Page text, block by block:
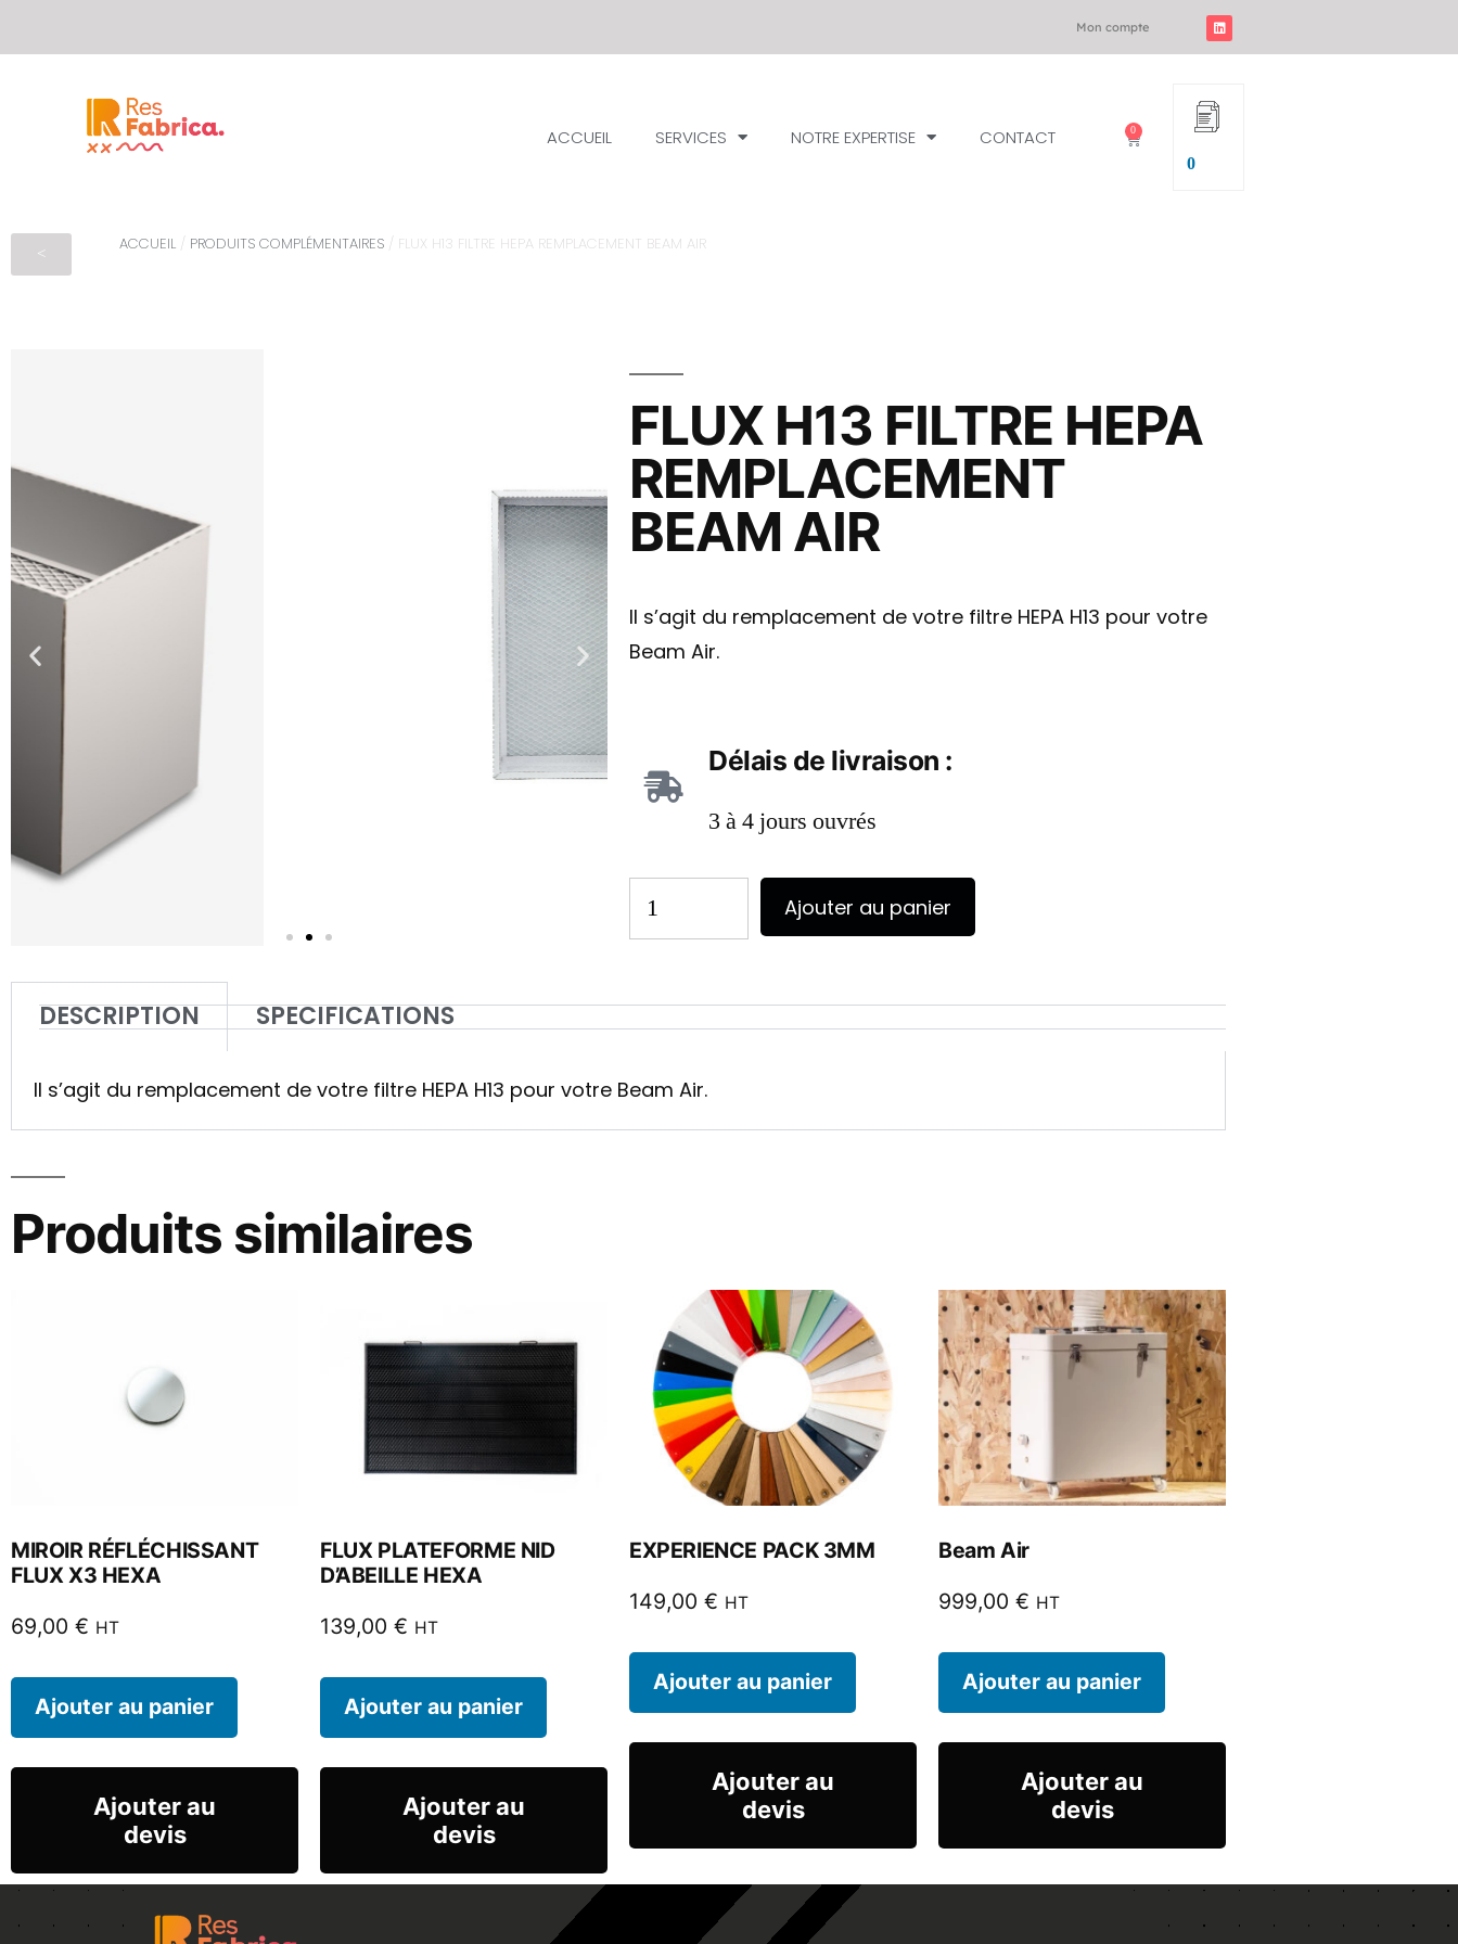
Mon compte
ACCUEIL SERVICES NOTRE EXPERTISE CONTACT 0
0
<
ACCUEIL / PRODUITS COMPLÉMENTAIRES / FLUX H13 FILTRE HEPA REMPLACEMENT BEAM AIR
FLUX H13 FILTRE HEPA
REMPLACEMENT
BEAM AIR
Il s’agit du remplacement de votre filtre HEPA H13 pour votre
Beam Air.
Délais de livraison :
3 à 4 jours ouvrés
Ajouter au panier
DESCRIPTION SPECIFICATIONS
Il s’agit du remplacement de votre filtre HEPA H13 pour votre Beam Air.
Produits similaires
MIROIR RÉFLÉCHISSANT
FLUX X3 HEXA
69,00 € HT
Ajouter au panier
Ajouter au
devis
FLUX PLATEFORME NID
D’ABEILLE HEXA
139,00 € HT
Ajouter au panier
Ajouter au
devis
EXPERIENCE PACK 3MM
149,00 € HT
Ajouter au panier
Ajouter au
devis
Beam Air
999,00 € HT
Ajouter au panier
Ajouter au
devis